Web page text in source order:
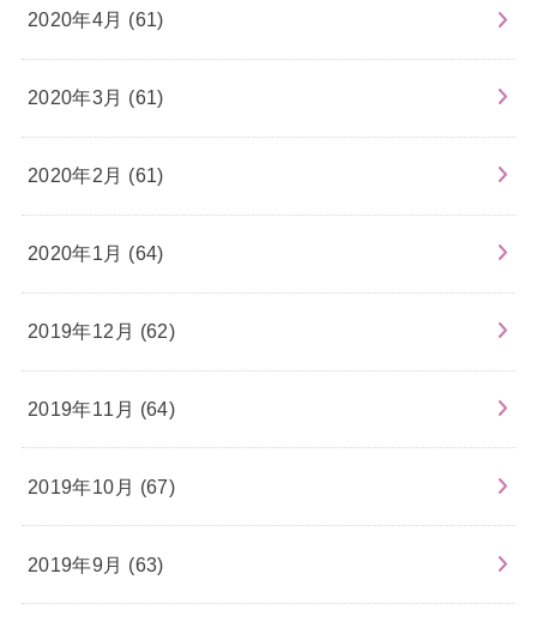
2020年4月 (61)
2020年3月 (61)
2020年2月 (61)
2020年1月 (64)
2019年12月 (62)
2019年11月 (64)
2019年10月 (67)
2019年9月 (63)